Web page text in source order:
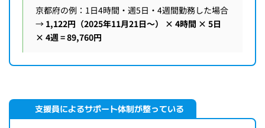
京都府の例：1日4時間・週5日・4週間勤務した場合
→ 1,122円（2025年11月21日〜） × 4時間 × 5日
× 4週 = 89,760円
支援員によるサポート体制が整っている